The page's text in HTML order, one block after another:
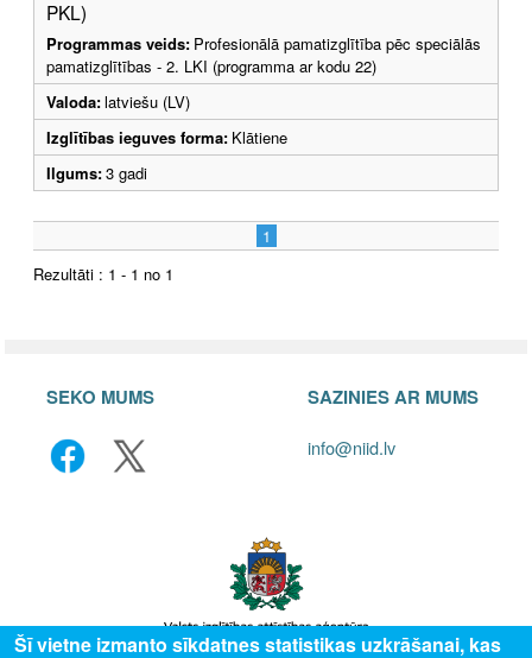
PKL)
Programmas veids: Profesionālā pamatizglītība pēc speciālās
pamatizglītības - 2. LKI (programma ar kodu 22)
Valoda:latviešu (LV)
Izglītības ieguves forma: Klātiene
Ilgums:3 gadi
1
Rezultāti : 1 - 1 no 1
SEKO MUMS SAZINIES AR MUMS
info@niid.lv
Šī vietne izmanto sīkdatnes statistikas uzkrāšanai, kas